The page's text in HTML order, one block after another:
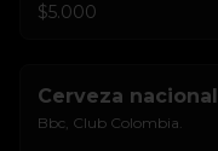
$5.000
Cerveza nacional
Bbc, Club Colombia.